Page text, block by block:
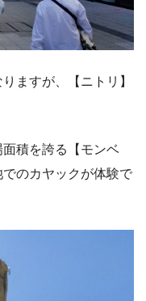
ますが、【ニトリ】
積を誇る【モンベ
のカヤックが体験で